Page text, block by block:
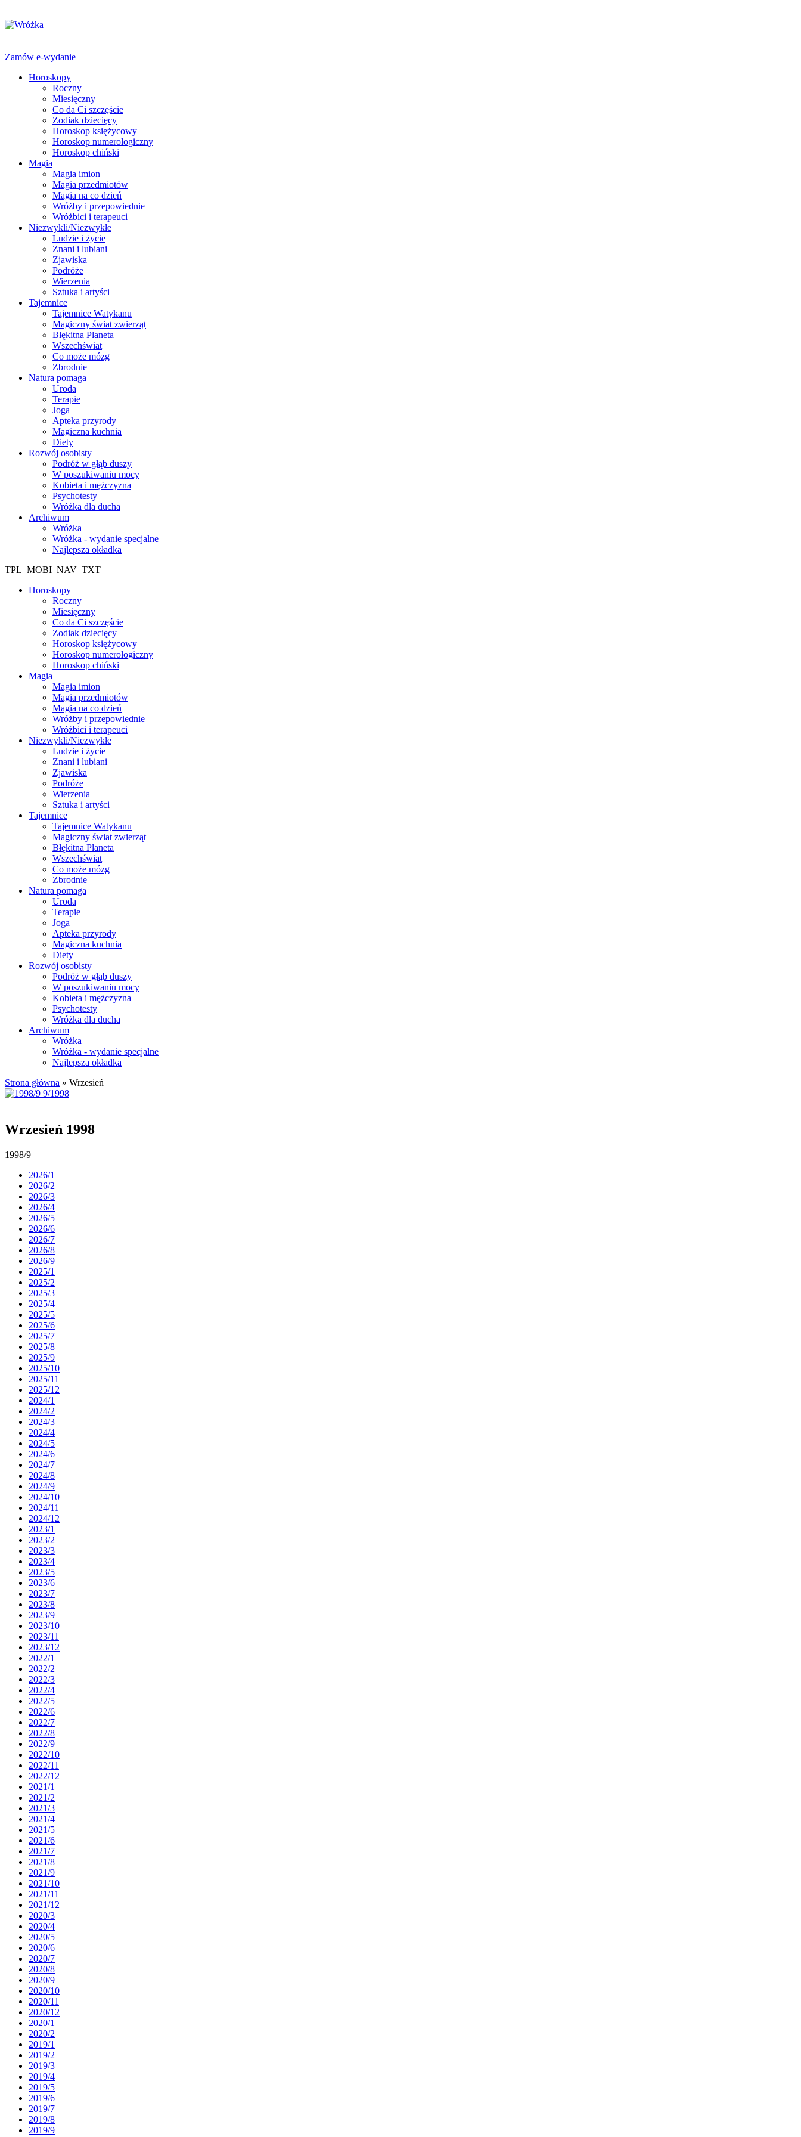
Zamów e-wydanie
Horoskopy
Roczny
Miesięczny
Co da Ci szczęście
Zodiak dziecięcy
Horoskop księżycowy
Horoskop numerologiczny
Horoskop chiński
Magia
Magia imion
Magia przedmiotów
Magia na co dzień
Wróżby i przepowiednie
Wróżbici i terapeuci
Niezwykli/Niezwykłe
Ludzie i życie
Znani i lubiani
Zjawiska
Podróże
Wierzenia
Sztuka i artyści
Tajemnice
Tajemnice Watykanu
Magiczny świat zwierząt
Błękitna Planeta
Wszechświat
Co może mózg
Zbrodnie
Natura pomaga
Uroda
Terapie
Joga
Apteka przyrody
Magiczna kuchnia
Diety
Rozwój osobisty
Podróż w głąb duszy
W poszukiwaniu mocy
Kobieta i mężczyzna
Psychotesty
Wróżka dla ducha
Archiwum
Wróżka
Wróżka - wydanie specjalne
Najlepsza okładka
TPL_MOBI_NAV_TXT
Horoskopy
Roczny
Miesięczny
Co da Ci szczęście
Zodiak dziecięcy
Horoskop księżycowy
Horoskop numerologiczny
Horoskop chiński
Magia
Magia imion
Magia przedmiotów
Magia na co dzień
Wróżby i przepowiednie
Wróżbici i terapeuci
Niezwykli/Niezwykłe
Ludzie i życie
Znani i lubiani
Zjawiska
Podróże
Wierzenia
Sztuka i artyści
Tajemnice
Tajemnice Watykanu
Magiczny świat zwierząt
Błękitna Planeta
Wszechświat
Co może mózg
Zbrodnie
Natura pomaga
Uroda
Terapie
Joga
Apteka przyrody
Magiczna kuchnia
Diety
Rozwój osobisty
Podróż w głąb duszy
W poszukiwaniu mocy
Kobieta i mężczyzna
Psychotesty
Wróżka dla ducha
Archiwum
Wróżka
Wróżka - wydanie specjalne
Najlepsza okładka
Strona główna » Wrzesień
Wrzesień 1998
1998/9
2026/1
2026/2
2026/3
2026/4
2026/5
2026/6
2026/7
2026/8
2026/9
2025/1
2025/2
2025/3
2025/4
2025/5
2025/6
2025/7
2025/8
2025/9
2025/10
2025/11
2025/12
2024/1
2024/2
2024/3
2024/4
2024/5
2024/6
2024/7
2024/8
2024/9
2024/10
2024/11
2024/12
2023/1
2023/2
2023/3
2023/4
2023/5
2023/6
2023/7
2023/8
2023/9
2023/10
2023/11
2023/12
2022/1
2022/2
2022/3
2022/4
2022/5
2022/6
2022/7
2022/8
2022/9
2022/10
2022/11
2022/12
2021/1
2021/2
2021/3
2021/4
2021/5
2021/6
2021/7
2021/8
2021/9
2021/10
2021/11
2021/12
2020/3
2020/4
2020/5
2020/6
2020/7
2020/8
2020/9
2020/10
2020/11
2020/12
2020/1
2020/2
2019/1
2019/2
2019/3
2019/4
2019/5
2019/6
2019/7
2019/8
2019/9